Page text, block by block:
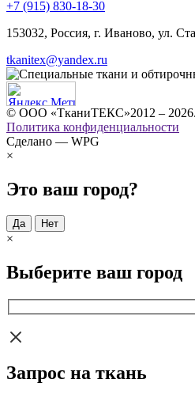
+7 (915) 830-18-30
153032, Россия, г. Иваново, ул.
tkanitex@yandex.ru
© ООО «ТканиТЕКС»2012 –
Политика конфиденциальности
Сделано — WPG
×
Это ваш город?
Да Нет
×
Выберите ваш город
Запрос на ткань